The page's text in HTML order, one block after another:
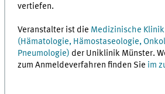
vertiefen.
Veranstalter ist die Medizinische
(Hämatologie, Hämostaseologie,
Pneumologie) der Uniklinik Münster.
zum Anmeldeverfahren finden Sie im